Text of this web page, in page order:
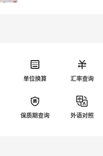
单位换算 汇率查询
保质期查询 外语对照